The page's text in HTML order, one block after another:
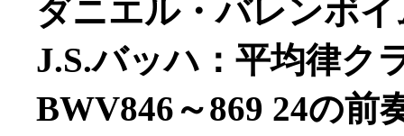
ダニエル・バレンボ
J.S.バッハ：平均律ク
BWV846～869 24の前